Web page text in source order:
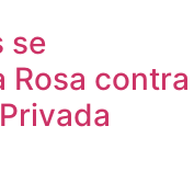
se
Rosa contra